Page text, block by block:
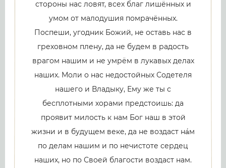
стороны нас ловят, всех благ лишённых и
умом от малодушия помрачённых.
Поспеши, угодник Божий, не оставь нас в
греховном плену, да не будем в радость
врагом нашим и не умрём в лукавых делах
наших. Моли о нас недостойных Содетеля
нашего и Владыку, Ему же ты с
бесплотными хорами предстоишь: да
проявит милость к нам Бог наш в этой
жизни и в будущем веке, да не воздаст на́м
по делам нашим и по нечистоте сердец
наших, но по Своей благости воздаст нам.